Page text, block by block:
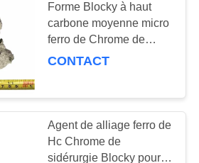
de
Forme Blocky à haut
carbone moyenne micro
ferro de Chrome de
carbone de sidérurgie
CONTACT
Agent de alliage ferro de
Hc Chrome de
sidérurgie Blocky pour